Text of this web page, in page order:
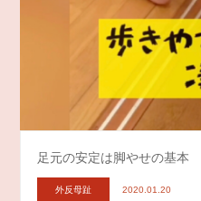
足元の安定は脚やせの基本
外反母趾 2020.01.20